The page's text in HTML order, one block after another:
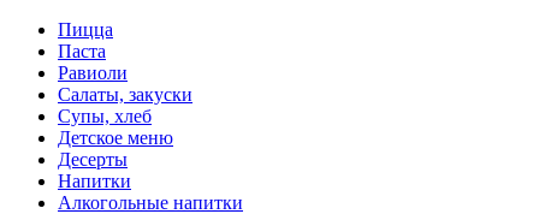
Пицца
Паста
Равиоли
Салаты, закуски
Супы, хлеб
Детское меню
Десерты
Напитки
Алкогольные напитки